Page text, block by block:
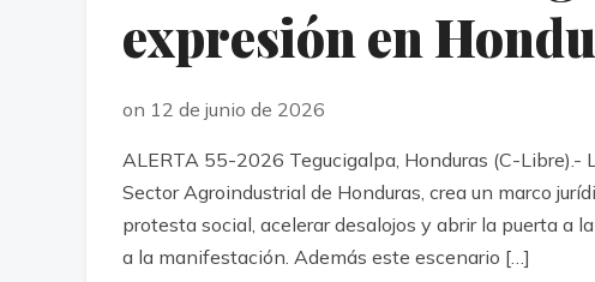
expresión en
on 12 de junio de 2026
ALERTA 55-2026 Tegucigalpa, Honduras (C-
Sector Agroindustrial de Honduras, crea un marco
protesta social, acelerar desalojos y abrir la puerta a
a la manifestación. Además este escenario […]